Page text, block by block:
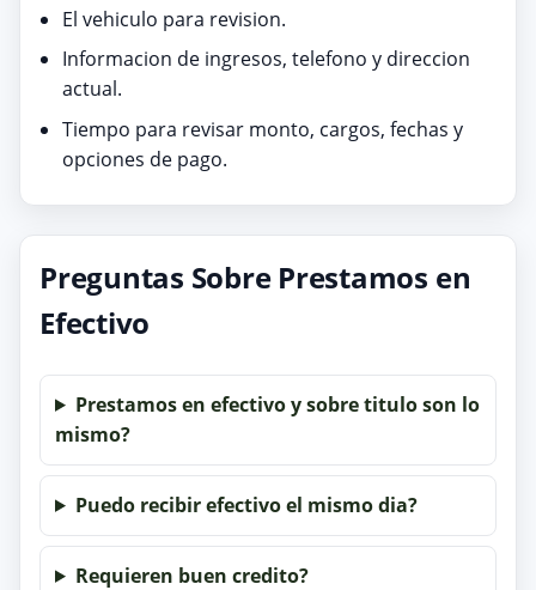
El vehiculo para revision.
Informacion de ingresos, telefono y direccion
actual.
Tiempo para revisar monto, cargos, fechas y
opciones de pago.
Preguntas Sobre Prestamos en
Efectivo
Prestamos en efectivo y sobre titulo son lo
mismo?
Puedo recibir efectivo el mismo dia?
Requieren buen credito?